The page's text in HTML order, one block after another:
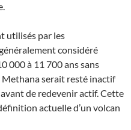
utilisés par les
considéré
000 à 11 700 ans sans
serait resté inactif
de redevenir actif. Cette
actuelle d’un volcan